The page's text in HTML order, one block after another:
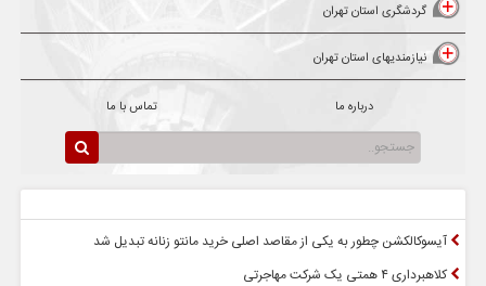
گردشگری استان تهران
نیازمندیهای استان تهران
درباره ما تماس با ما
آیسوکالکشن چطور به یکی از مقاصد اصلی خرید مانتو زنانه تبدیل شد
کلاهبرداری ۴ همتی یک شرکت مهاجرتی